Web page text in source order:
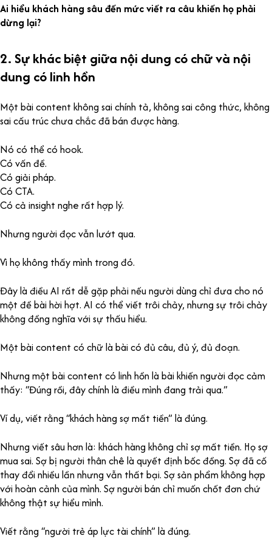
Ai hiểu khách hàng sâu đến mức viết ra câu khiến họ phải
dừng lại?
2. Sự khác biệt giữa nội dung có chữ và nội
dung có linh hồn
Một bài content không sai chính tả, không sai công thức, không
sai cấu trúc chưa chắc đã bán được hàng.
Nó có thể có hook.
Có vấn đề.
Có giải pháp.
Có CTA.
Có cả insight nghe rất hợp lý.
Nhưng người đọc vẫn lướt qua.
Vì họ không thấy mình trong đó.
Đây là điều AI rất dễ gặp phải nếu người dùng chỉ đưa cho nó
một đề bài hời hợt. AI có thể viết trôi chảy, nhưng sự trôi chảy
không đồng nghĩa với sự thấu hiểu.
Một bài content có chữ là bài có đủ câu, đủ ý, đủ đoạn.
Nhưng một bài content có linh hồn là bài khiến người đọc cảm
thấy: “Đúng rồi, đây chính là điều mình đang trải qua.”
Ví dụ, viết rằng “khách hàng sợ mất tiền” là đúng.
Nhưng viết sâu hơn là: khách hàng không chỉ sợ mất tiền. Họ sợ
mua sai. Sợ bị người thân chê là quyết định bốc đồng. Sợ đã cố
thay đổi nhiều lần nhưng vẫn thất bại. Sợ sản phẩm không hợp
với hoàn cảnh của mình. Sợ người bán chỉ muốn chốt đơn chứ
không thật sự hiểu mình.
Viết rằng “người trẻ áp lực tài chính” là đúng.